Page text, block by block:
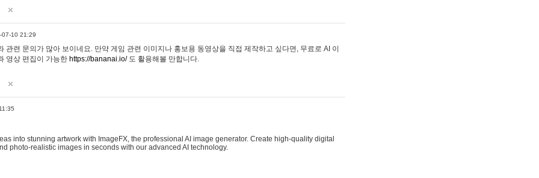
07-10 21:29
관련 문의가 많아 보이네요. 만약 게임 관련 이미지나 홍보용 동영상을 직접 제작하고 싶다면, 무료로 AI 이
영상 편집이 가능한 https://bananai.io/도 활용해볼 만합니다.
into stunning artwork with ImageFX, the professional AI image generator. Create high-quality digital
photo-realistic images in seconds with our advanced AI technology.